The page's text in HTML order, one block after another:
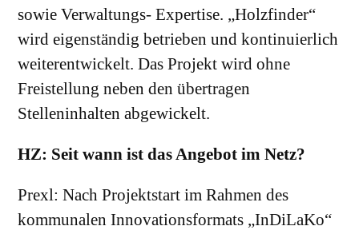
sowie Verwaltungs- Expertise. „Holzfinder“
wird eigenständig betrieben und kontinuierlich
weiterentwickelt. Das Projekt wird ohne
Freistellung neben den übertragen
Stelleninhalten abgewickelt.
HZ: Seit wann ist das Angebot im Netz?
Prexl: Nach Projektstart im Rahmen des
kommunalen Innovationsformats „InDiLaKo“